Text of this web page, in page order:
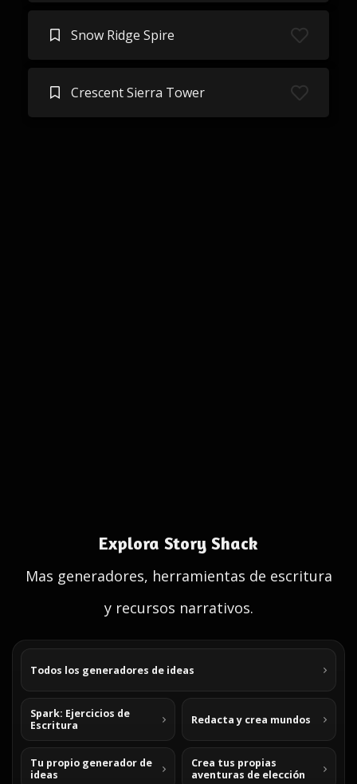
Snow Ridge Spire
Crescent Sierra Tower
Explora Story Shack
Mas generadores, herramientas de escritura
y recursos narrativos.
Todos los generadores de ideas
Spark: Ejercicios de
Escritura
Redacta y crea mundos
Tu propio generador de
ideas
Crea tus propias
aventuras de elección